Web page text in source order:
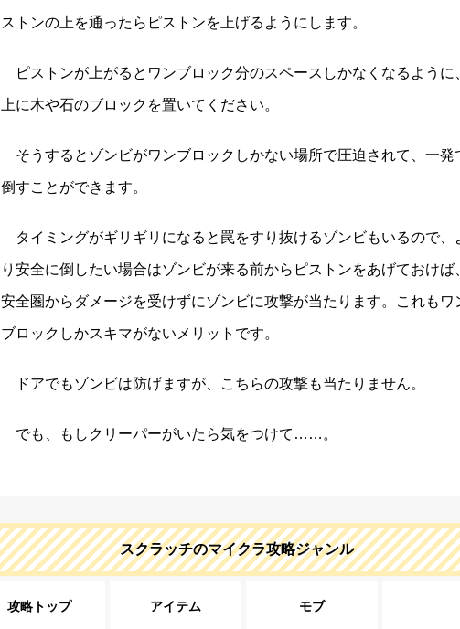
ストンの上を通ったらピストンを上げるようにします。
ピストンが上がるとワンブロック分のスペースしかなくなるように
上に木や石のブロックを置いてください。
そうするとゾンビがワンブロックしかない場所で圧迫されて、一発
倒すことができます。
タイミングがギリギリになると罠をすり抜けるゾンビもいるので、
り安全に倒したい場合はゾンビが来る前からピストンをあげておけば
安全圏からダメージを受けずにゾンビに攻撃が当たります。これもワ
ブロックしかスキマがないメリットです。
ドアでもゾンビは防げますが、こちらの攻撃も当たりません。
でも、もしクリーパーがいたら気をつけて……。
スクラッチのマイクラ攻略ジャンル
攻略トップ アイテム モブ